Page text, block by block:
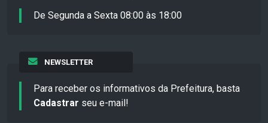
De Segunda a Sexta 08:00 às 18:00
NEWSLETTER
Para receber os informativos da Prefeitura, basta
Cadastrar seu e-mail!